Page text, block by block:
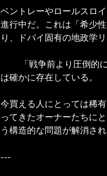
ベントレーやロールスロ
進行中だ。これは「希少
り、ドバイ固有の地政学
は確かに存在している。
今買える人にとっては稀
ってきたオーナーたちに
う構造的な問題が解消さ
---